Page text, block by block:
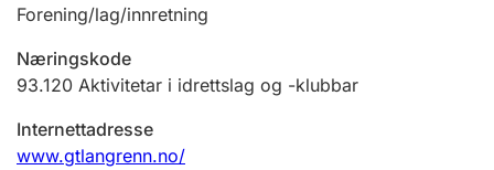
Forening/lag/innretning
Næringskode
93.120 Aktivitetar i idrettslag og -klubbar
Internettadresse
www.gtlangrenn.no/